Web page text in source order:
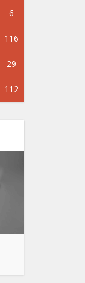
6
116
29
112